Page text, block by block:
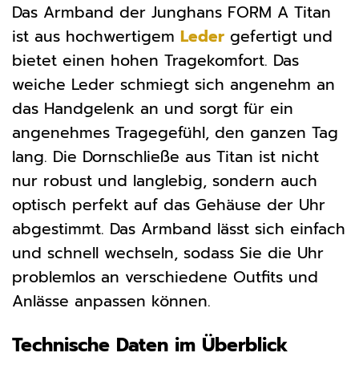
Das Armband der Junghans FORM A Titan
ist aus hochwertigem Leder gefertigt und
bietet einen hohen Tragekomfort. Das
weiche Leder schmiegt sich angenehm an
das Handgelenk an und sorgt für ein
angenehmes Tragegefühl, den ganzen Tag
lang. Die Dornschließe aus Titan ist nicht
nur robust und langlebig, sondern auch
optisch perfekt auf das Gehäuse der Uhr
abgestimmt. Das Armband lässt sich einfach
und schnell wechseln, sodass Sie die Uhr
problemlos an verschiedene Outfits und
Anlässe anpassen können.
Technische Daten im Überblick